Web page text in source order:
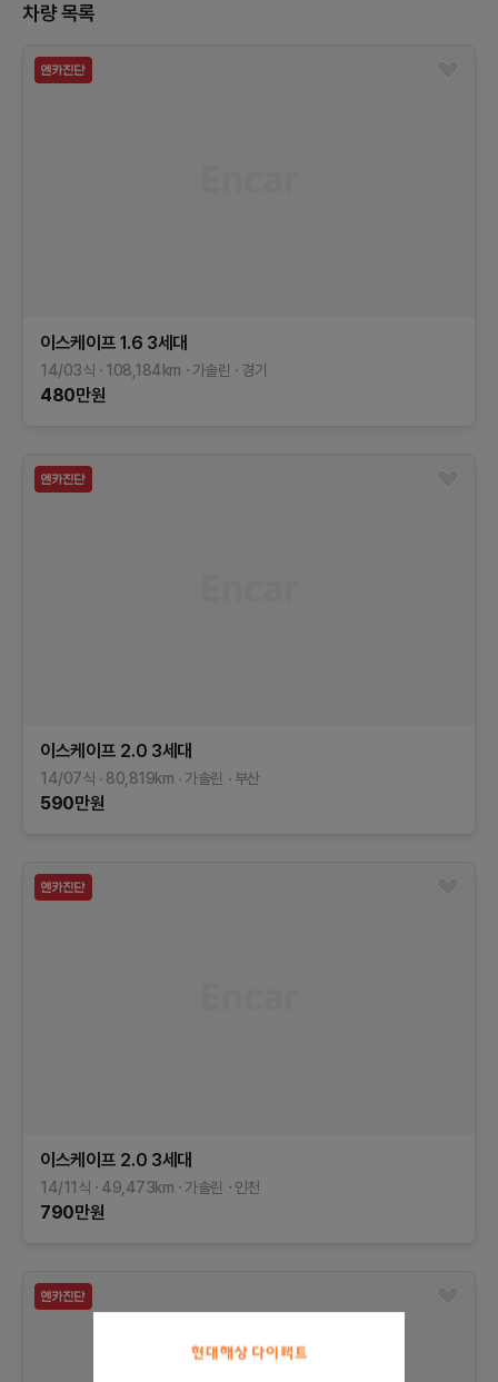
차량 목록
이스케이프 1.6 3세대
14/03식 108,184km 가솔린 경기
480만원
이스케이프 2.0 3세대
14/07식 80,819km 가솔린 부산
590만원
이스케이프 2.0 3세대
14/11식 49,473km 가솔린 인천
790만원